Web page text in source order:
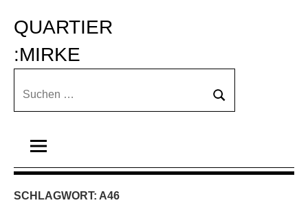
Inhalt
springen
QUARTIER
:MIRKE
Suchen
Suchen
SCHLAGWORT: A46